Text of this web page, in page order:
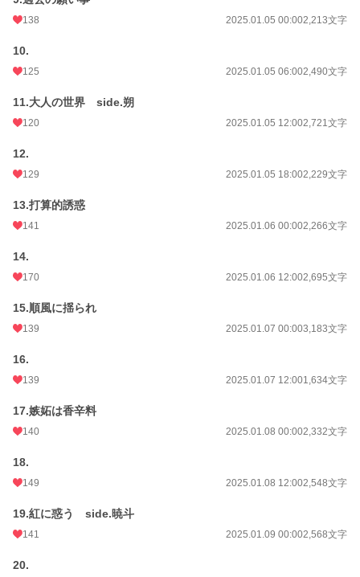
138 2025.01.05 00:002,213文字
10.
125 2025.01.05 06:002,490文字
11.大人の世界 side.朔
120 2025.01.05 12:002,721文字
12.
129 2025.01.05 18:002,229文字
13.打算的誘惑
141 2025.01.06 00:002,266文字
14.
170 2025.01.06 12:002,695文字
15.順風に揺られ
139 2025.01.07 00:003,183文字
16.
139 2025.01.07 12:001,634文字
17.嫉妬は香辛料
140 2025.01.08 00:002,332文字
18.
149 2025.01.08 12:002,548文字
19.紅に惑う side.暁斗
141 2025.01.09 00:002,568文字
20.